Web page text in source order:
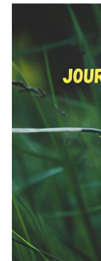
Le
Programme
Millions.
D’arbres:
Impact
Societal
Fort
Au
Cœur
De